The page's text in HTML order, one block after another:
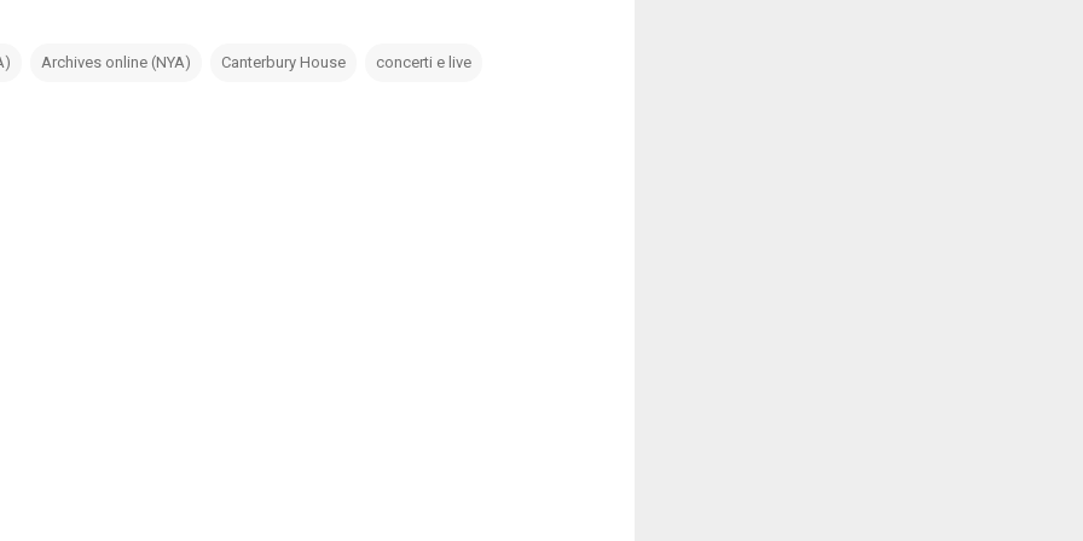
Archives online (NYA) Canterbury House concerti e live